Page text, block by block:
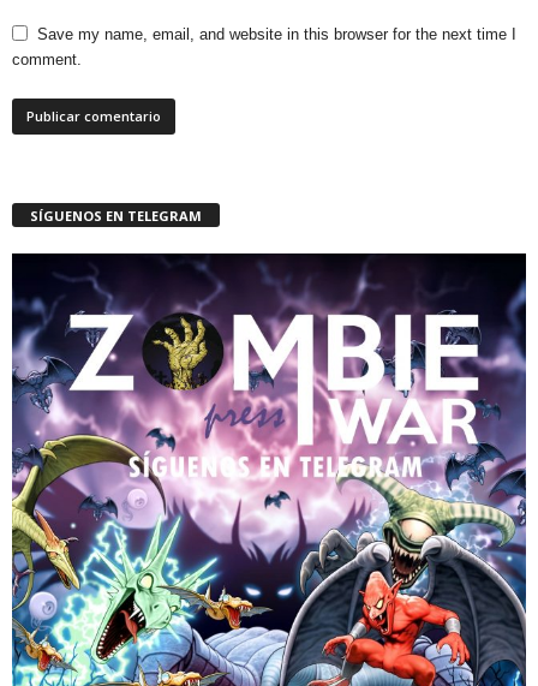
Save my name, email, and website in this browser for the next time I
comment.
SÍGUENOS EN TELEGRAM